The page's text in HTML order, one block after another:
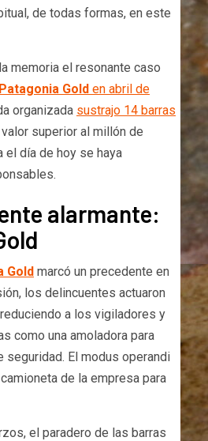
de todas formas, en este
memoria el resonante caso
Gold en abril de
organizada sustrajo 14 barras
valor superior al millón de
el día de hoy se haya
alarmante:
Gold marcó un precedente en
los delincuentes actuaron
a los vigiladores y
como una amoladora para
seguridad. El modus operandi
de la empresa para
el paradero de las barras